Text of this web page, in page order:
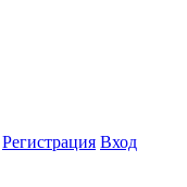
Регистрация Вход